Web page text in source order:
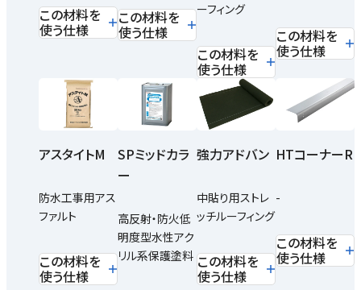
この材料を
使う仕様
この材料を
使う仕様
ーフィング
この材料を
使う仕様
この材料を
使う仕様
アスタイトM
防水工事用アス
ファルト
この材料を
使う仕様
SPミッドカラ
ー
高反射・防火低
明度型水性アク
リル系保護塗料
強力アドバン
中貼り用ストレ
ッチルーフィング
この材料を
使う仕様
HTコーナーR
-
この材料を
使う仕様